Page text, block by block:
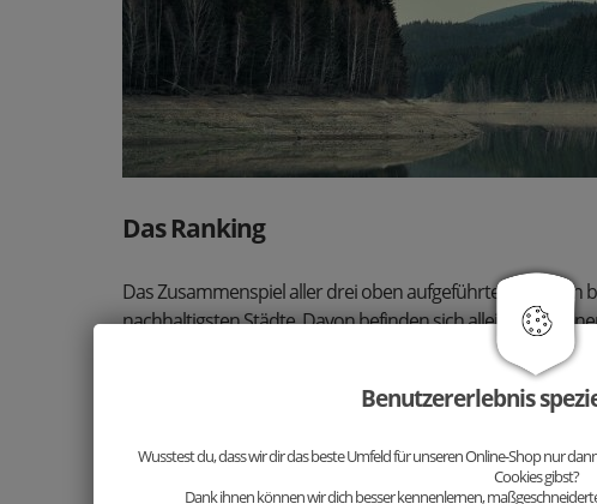
Das Ranking
Das Zusammenspiel aller drei oben aufgeführten Kriterien
nachhaltigsten Städte. Davon befinden sich alleine acht
Zürich hat mit Abstand die geringste Einwohnerzahl von
Benutzererlebnis
Wusstest du, dass wir dir das beste Umfeld für unseren Online-Shop nur
Cookies gibst?
Dank ihnen können wir dich besser kennenlernen,